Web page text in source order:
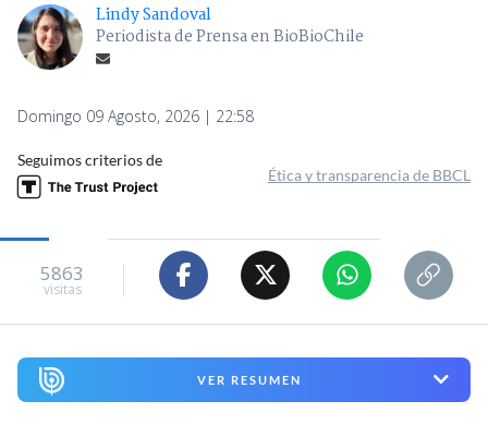
Lindy Sandoval
Periodista de Prensa en BioBioChile
Domingo 09 Agosto, 2026 | 22:58
Seguimos criterios de
Ética y transparencia de BBCL
5863
visitas
VER RESUMEN